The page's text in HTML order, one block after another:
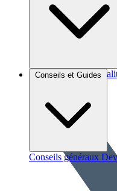
Brèves et actus
Conseils et Guides
Conseils généraux